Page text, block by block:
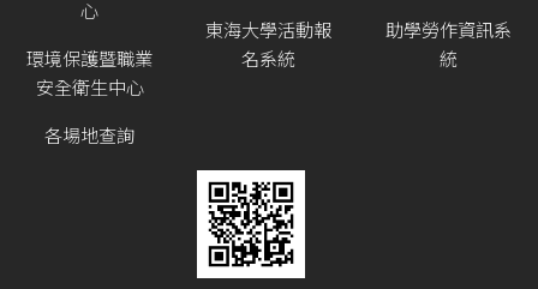
心
環境保護暨職業
安全衛生中心
各場地查詢
東海大學活動報
名系統
助學勞作資訊系
統